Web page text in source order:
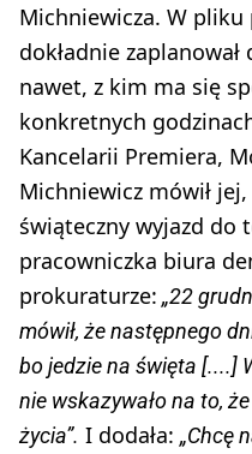
Michniewicza. W pliku
dokładnie
nawet, z kim ma się
konkretnych
Kancelarii Premiera,
Michniewicz mówił
świąteczny wyjazd do
pracowniczka biura
prokuraturze: „22
mówił, że następnego
bo jedzie na święta [....]
nie wskazywało na to,
życia”. I dodała: „Chcę